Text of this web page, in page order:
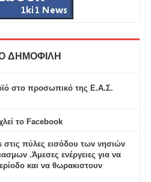
ΔΗΜΟΦΙΛΗ
στο προσωπικό της Ε.Α.Σ.
το Facebook
πύλες εισόδου των νησιών
.Άμεσες ενέργειες για να
και να θωρακιστουν